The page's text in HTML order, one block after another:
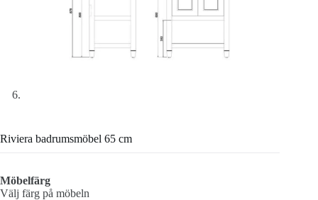
Riviera badrumsmöbel 65 cm
Möbelfärg
Välj färg på möbeln